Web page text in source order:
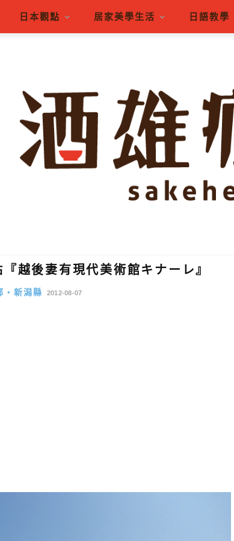
日本觀點 居家美學生活 日語教學
越後妻有現代美術館キナーレ』
・新潟縣 2012-08-07